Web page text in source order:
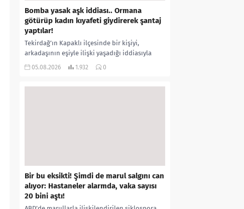
Bomba yasak aşk iddiası.. Ormana
götürüp kadın kıyafeti giydirerek şantaj
yaptılar!
Tekirdağ’ın Kapaklı ilçesinde bir kişiyi,
arkadaşının eşiyle ilişki yaşadığı iddiasıyla
ormanlık alana götürerek zorla kadın
05.08.2026 1.932 0
Bir bu eksikti! Şimdi de marul salgını can
alıyor: Hastaneler alarmda, vaka sayısı
20 bini aştı!